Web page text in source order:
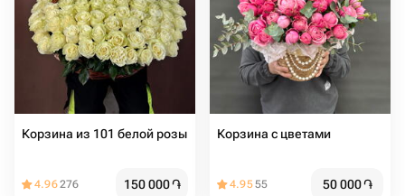
Корзина из 101 белой розы
4.96276 150 000֏
Корзина с цветами ️
4.9555 50 000֏